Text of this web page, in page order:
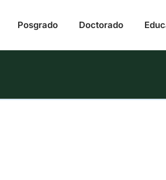
Posgrado Doctorado